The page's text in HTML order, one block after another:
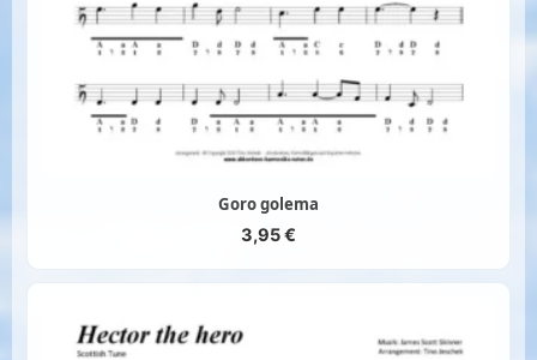
Goro golema
3,95€